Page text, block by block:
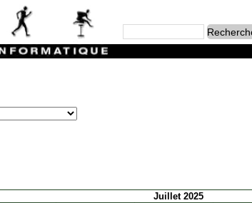
Juillet 2025